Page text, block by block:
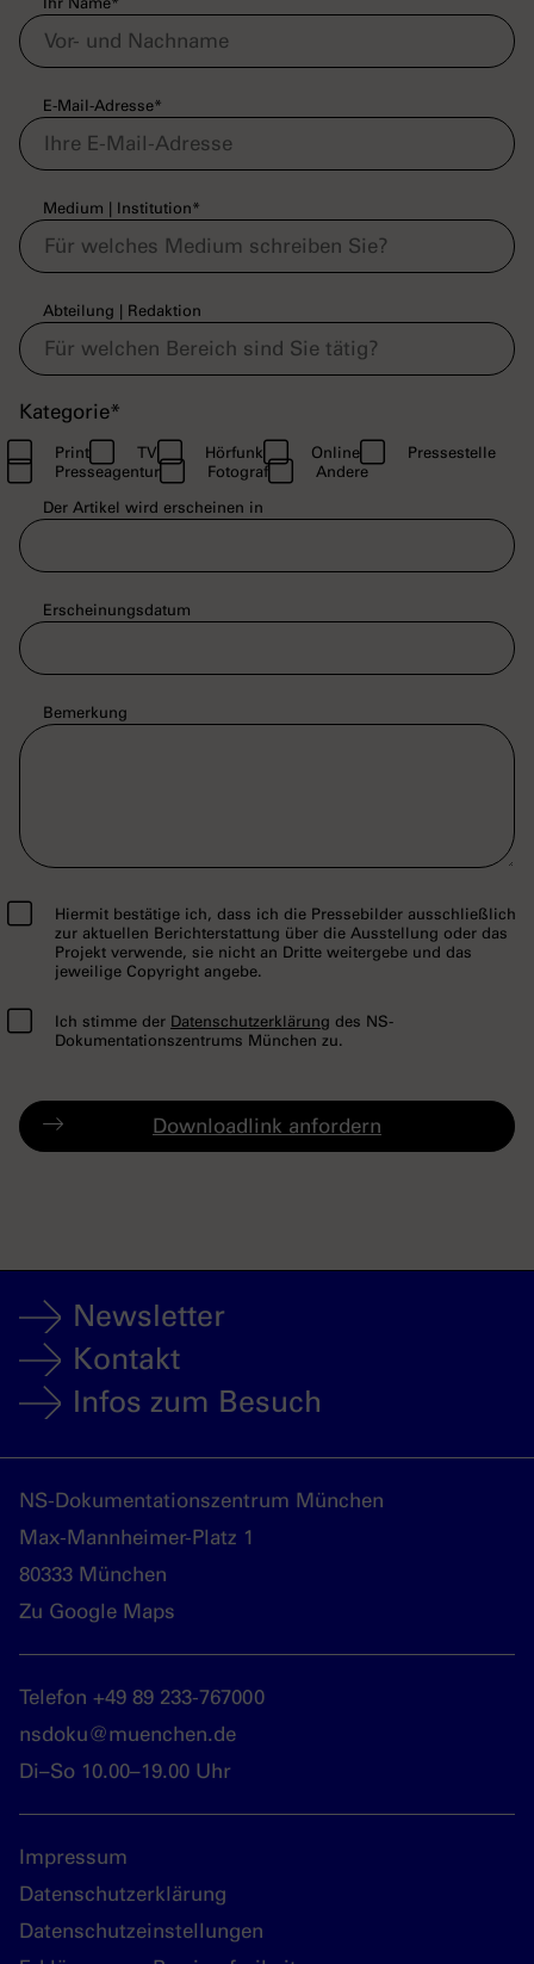
E-Mail-Adresse*
Medium | Institution*
Abteilung | Redaktion
Kategorie*
Print TV Hörfunk Online
Pressestelle
Presseagentur
Fotograf
Andere
Der Artikel wird erscheinen in
Erscheinungsdatum
Bemerkung
Hiermit bestätige ich, dass ich die Pressebilder ausschließlich
zur aktuellen Berichterstattung über die Ausstellung oder das
Projekt verwende, sie nicht an Dritte weitergebe und das
jeweilige Copyright angebe.
Ich stimme der Datenschutzerklärung des NS-
Dokumentationszentrums München zu.
Newsletter
Kontakt
Infos zum Besuch
NS-Dokumentationszentrum München
Max-Mannheimer-Platz 1
80333 München
Zu Google Maps
Telefon +49 89 233-767000
nsdoku@muenchen.de
Di–So 10.00–19.00 Uhr
Impressum
Datenschutzerklärung
Datenschutzeinstellungen